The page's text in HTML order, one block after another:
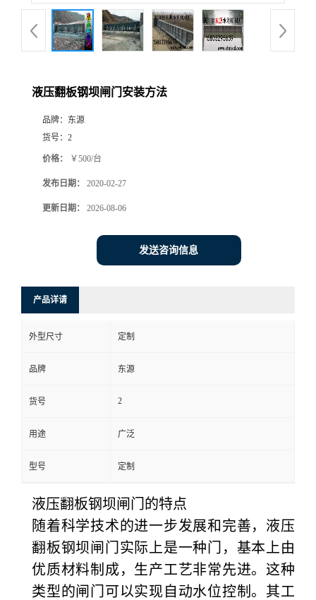
液压翻板钢坝闸门安装方法
品牌： 东源
货号： 2
价格： ￥500/台
发布日期： 2020-02-27
更新日期： 2026-08-06
发送咨询信息
产品详请
外型尺寸 定制
品牌 东源
货号 2
用途 广泛
型号 定制
液压翻板钢坝闸门的特点
随着科学技术的进一步发展和完善，液压
翻板钢坝闸门实际上是一种门，基本上由
优质材料制成，生产工艺非常先进。这种
类型的闸门可以实现自动水位控制。其工